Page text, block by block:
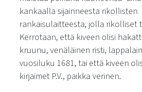
kankaalla sijainneesta rikollisten
rankaisulaitteesta, jolla rikolliset
Kerrotaan, että kiveen olisi
kruunu, venäläinen risti,
vuosiluku 1681, tai että kiveen
kirjaimet P.V., paikka verinen.